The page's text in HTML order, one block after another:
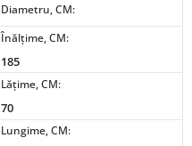
Diametru, CM:
Înălțime, CM:
185
Lățime, CM:
70
Lungime, CM: